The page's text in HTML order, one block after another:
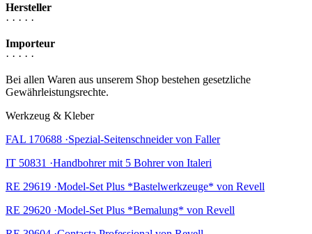
Hersteller
· · · · ·
Importeur
· · · · ·
Bei allen Waren aus unserem Shop bestehen gesetzliche
Gewährleistungsrechte.
Werkzeug & Kleber
FAL 170688 ·Spezial-Seitenschneider von Faller
IT 50831 ·Handbohrer mit 5 Bohrer von Italeri
RE 29619 ·Model-Set Plus *Bastelwerkzeuge* von Revell
RE 29620 ·Model-Set Plus *Bemalung* von Revell